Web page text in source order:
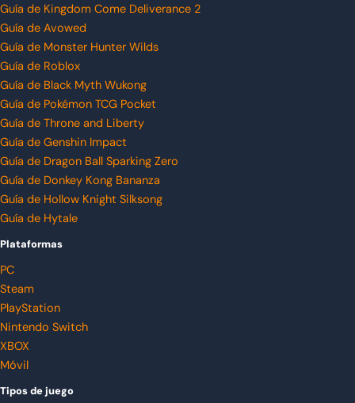
Guía de Kingdom Come Deliverance 2
Guía de Avowed
Guía de Monster Hunter Wilds
Guía de Roblox
Guía de Black Myth Wukong
Guía de Pokémon TCG Pocket
Guía de Throne and Liberty
Guía de Genshin Impact
Guía de Dragon Ball Sparking Zero
Guía de Donkey Kong Bananza
Guía de Hollow Knight Silksong
Guía de Hytale
Plataformas
PC
Steam
PlayStation
Nintendo Switch
XBOX
Móvil
Tipos de juego